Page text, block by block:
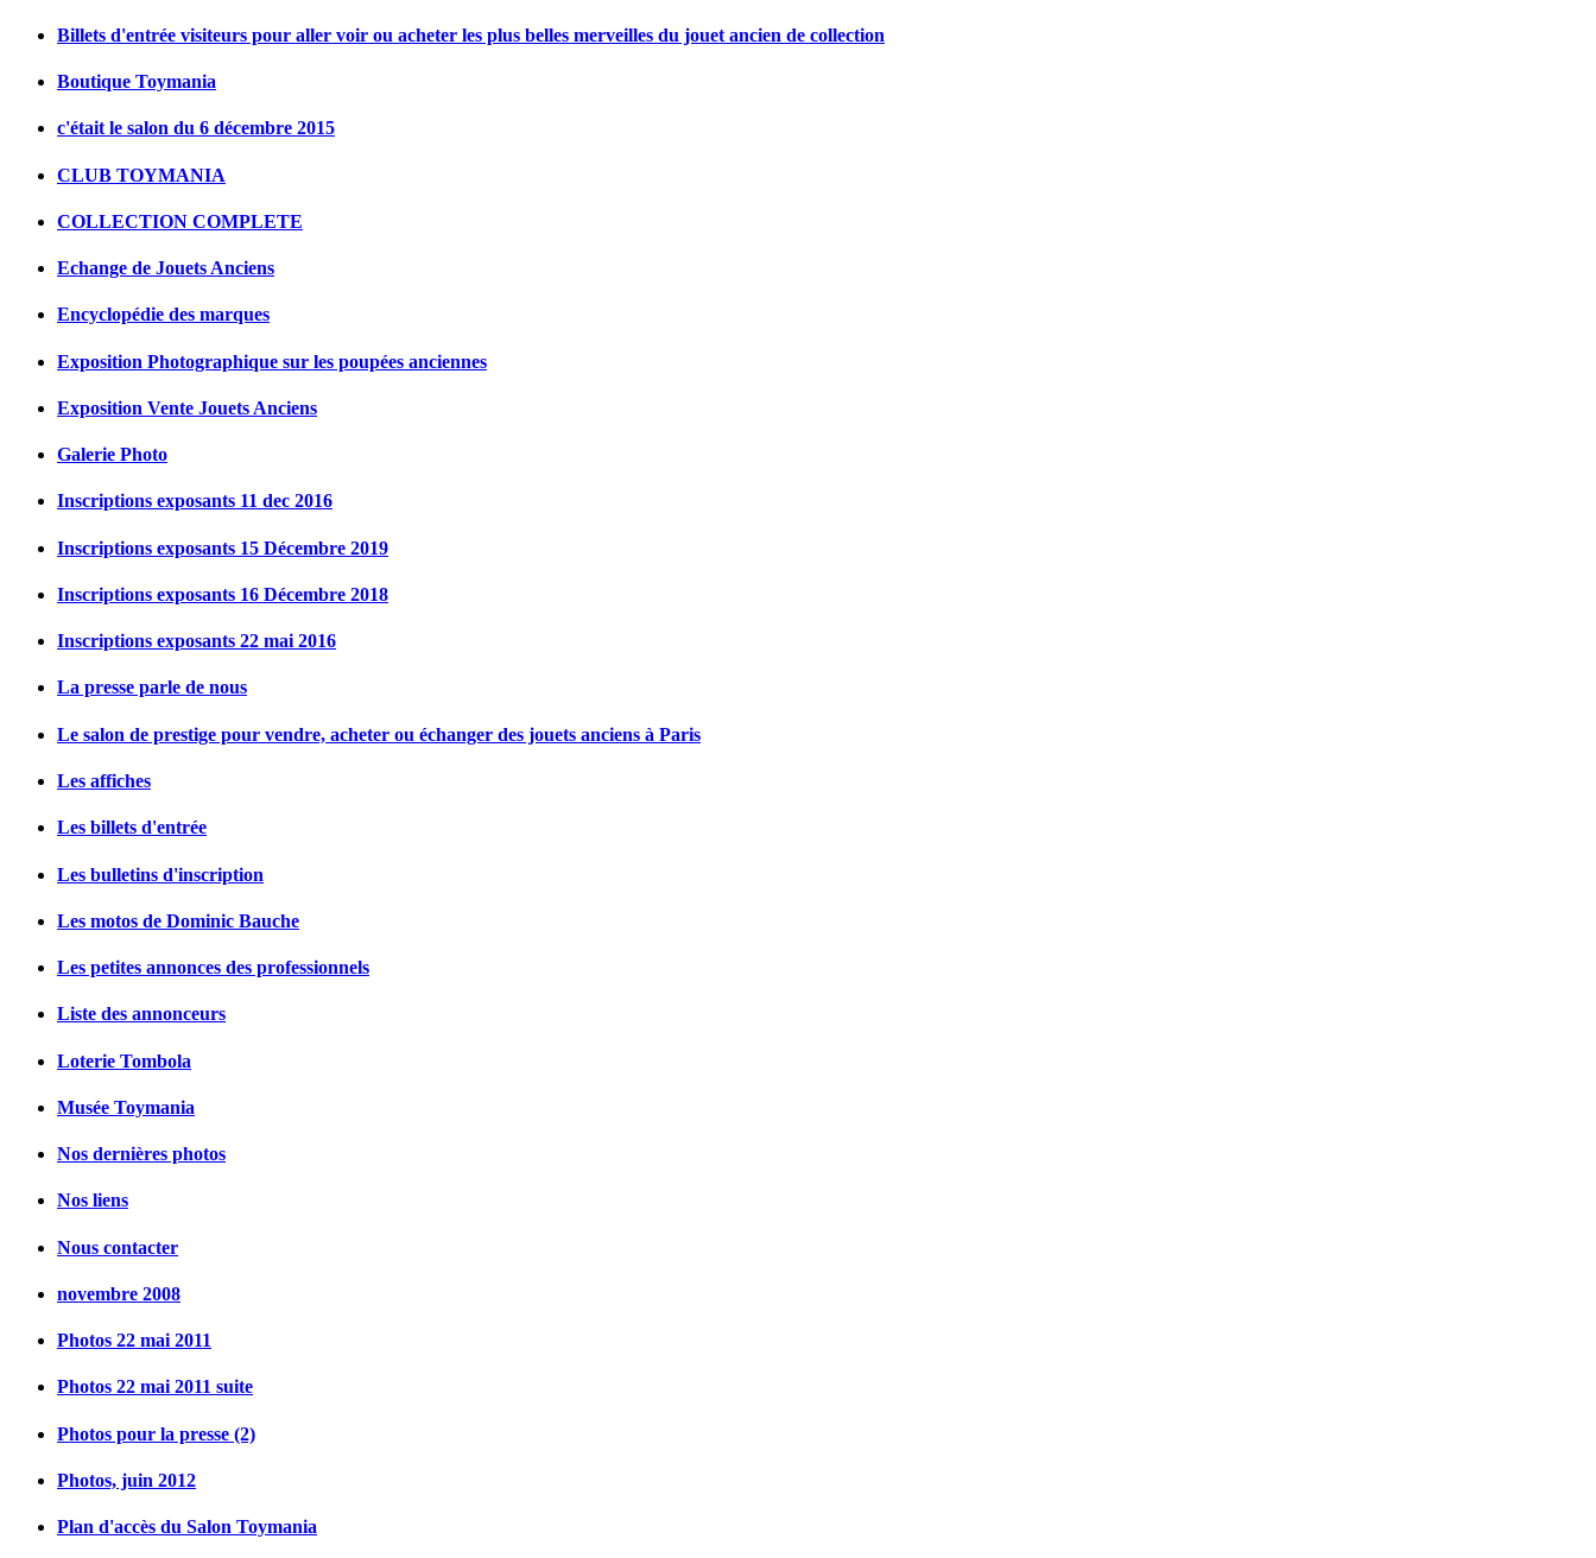
Billets d'entrée visiteurs pour aller voir ou acheter les plus belles merveilles du jouet ancien de collection
Boutique Toymania
c'était le salon du 6 décembre 2015
CLUB TOYMANIA
COLLECTION COMPLETE
Echange de Jouets Anciens
Encyclopédie des marques
Exposition Photographique sur les poupées anciennes
Exposition Vente Jouets Anciens
Galerie Photo
Inscriptions exposants 11 dec 2016
Inscriptions exposants 15 Décembre 2019
Inscriptions exposants 16 Décembre 2018
Inscriptions exposants 22 mai 2016
La presse parle de nous
Le salon de prestige pour vendre, acheter ou échanger des jouets anciens à Paris
Les affiches
Les billets d'entrée
Les bulletins d'inscription
Les motos de Dominic Bauche
Les petites annonces des professionnels
Liste des annonceurs
Loterie Tombola
Musée Toymania
Nos dernières photos
Nos liens
Nous contacter
novembre 2008
Photos 22 mai 2011
Photos 22 mai 2011 suite
Photos pour la presse (2)
Photos, juin 2012
Plan d'accès du Salon Toymania